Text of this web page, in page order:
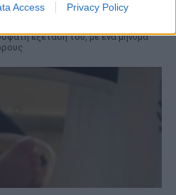
Access Privacy Policy
και χορευτής μοιράστηκε
εξέτασή του, με ένα μήνυμα